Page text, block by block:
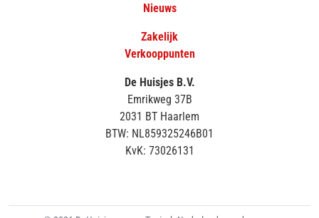
Nieuws
Zakelijk
Verkooppunten
De Huisjes B.V.
Emrikweg 37B
2031 BT Haarlem
BTW: NL859325246B01
KvK: 73026131